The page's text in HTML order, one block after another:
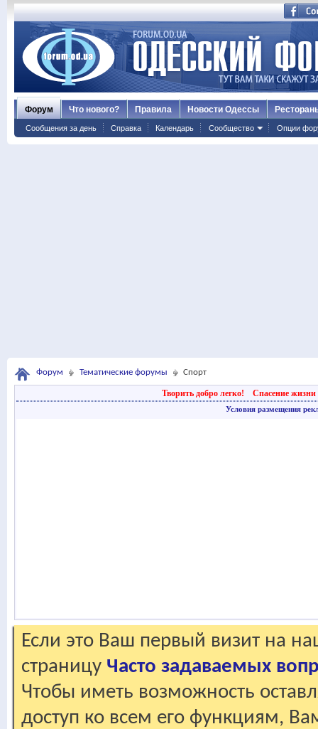
Форум
Сообщения за день Справка Календарь Сообщество Опции
Что нового? Правила Новости Одессы
Форум Тематические форумы Спорт
Творить добро легко! Спасение жизни
Условия размещения
Если это Ваш первый визит на
страницу Часто задаваемых
Чтобы иметь возможность
доступ ко всем его функциям,